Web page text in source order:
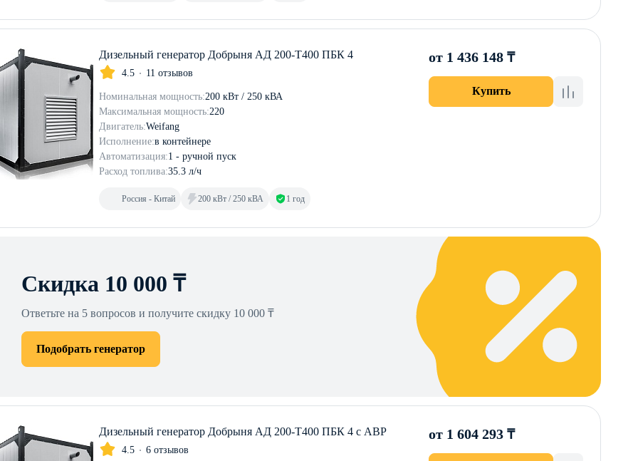
Дизельный генератор Добрыня АД 200-Т400 ПБК 4
4.5 11 отзывов
Номинальная мощность:200 кВт / 250 кВА
Максимальная мощность:220
Двигатель:Weifang
Исполнение:в контейнере
Автоматизация:1 - ручной пуск
Расход топлива:35.3 л/ч
Россия - Китай 200 кВт / 250 кВА 1 год
от 1 436 148 ₸
Купить
Скидка 10 000 ₸
Ответьте на 5 вопросов и получите скидку 10 000 ₸
Подобрать генератор
Дизельный генератор Добрыня АД 200-Т400 ПБК 4 с АВР
4.5 6 отзывов
от 1 604 293 ₸